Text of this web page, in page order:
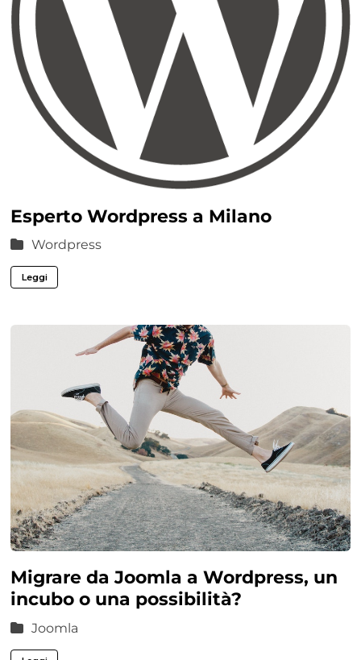
Esperto Wordpress a Milano
Wordpress
Leggi
Migrare da Joomla a Wordpress, un
incubo o una possibilità?
Joomla